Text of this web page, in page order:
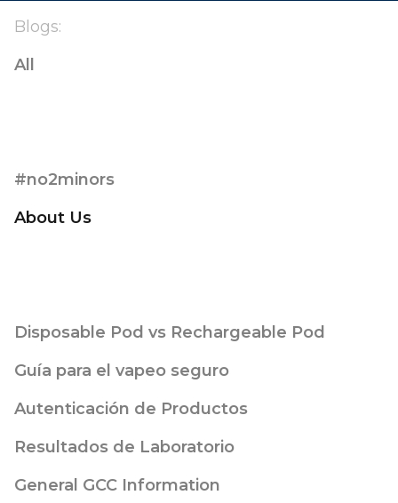
Blogs:
All
#no2minors
About Us
Disposable Pod vs Rechargeable Pod
Guía para el vapeo seguro
Autenticación de Productos
Resultados de Laboratorio
General GCC Information